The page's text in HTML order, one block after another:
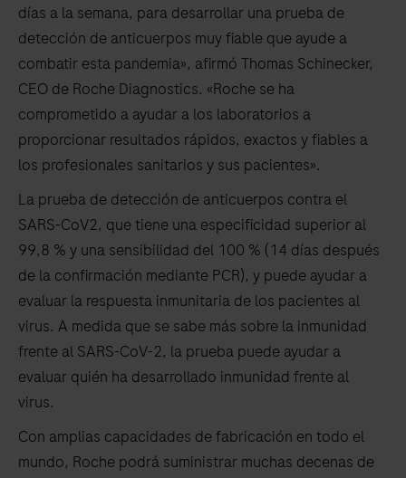
días a la semana, para desarrollar una prueba de
detección de anticuerpos muy fiable que ayude a
combatir esta pandemia», afirmó Thomas Schinecker,
CEO de Roche Diagnostics. «Roche se ha
comprometido a ayudar a los laboratorios a
proporcionar resultados rápidos, exactos y fiables a
los profesionales sanitarios y sus pacientes».
La prueba de detección de anticuerpos contra el
SARS-CoV2, que tiene una especificidad superior al
99,8 % y una sensibilidad del 100 % (14 días después
de la confirmación mediante PCR), y puede ayudar a
evaluar la respuesta inmunitaria de los pacientes al
virus. A medida que se sabe más sobre la inmunidad
frente al SARS-CoV-2, la prueba puede ayudar a
evaluar quién ha desarrollado inmunidad frente al
virus.
Con amplias capacidades de fabricación en todo el
mundo, Roche podrá suministrar muchas decenas de